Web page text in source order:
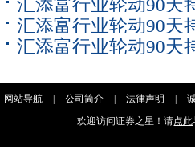
同及招募说明书提示
(FOF)C: 汇添富行业
额发售公告
汇添富行业轮动90天
(FOF)C: 汇添富行业
明书
汇添富行业轮动90天
(FOF)C: 汇添富行业
议
汇添富行业轮动90天
同
网站导航 公司简介 法律声明
欢迎访问证券之星！请点此